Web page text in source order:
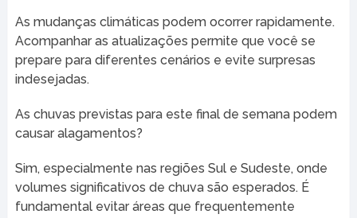
As mudanças climáticas podem ocorrer rapidamente.
Acompanhar as atualizações permite que você se
prepare para diferentes cenários e evite surpresas
indesejadas.
As chuvas previstas para este final de semana podem
causar alagamentos?
Sim, especialmente nas regiões Sul e Sudeste, onde
volumes significativos de chuva são esperados. É
fundamental evitar áreas que frequentemente